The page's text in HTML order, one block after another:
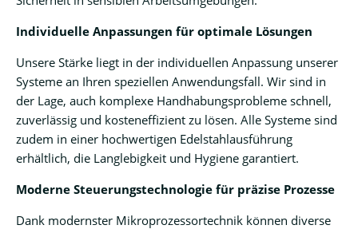
Individuelle Anpassungen für optimale Lösungen
Unsere Stärke liegt in der individuellen Anpassung unserer
Systeme an Ihren speziellen Anwendungsfall. Wir sind in
der Lage, auch komplexe Handhabungsprobleme schnell,
zuverlässig und kosteneffizient zu lösen. Alle Systeme sind
zudem in einer hochwertigen Edelstahlausführung
erhältlich, die Langlebigkeit und Hygiene garantiert.
Moderne Steuerungstechnologie für präzise Prozesse
Dank modernster Mikroprozessortechnik können diverse